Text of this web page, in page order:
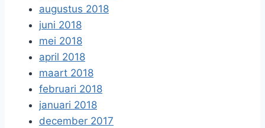
augustus 2018
juni 2018
mei 2018
april 2018
maart 2018
februari 2018
januari 2018
december 2017